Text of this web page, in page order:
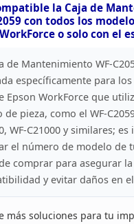
la Caja de
con todos los
o solo con el
de Mantenimiento WF-
específicamente para
Epson WorkForce que
de pieza, como el WF-
WF-C21000 ysimilares; es
el número de modelo de
comprar para asegurar la
y evitar daños en el
más soluciones para tu